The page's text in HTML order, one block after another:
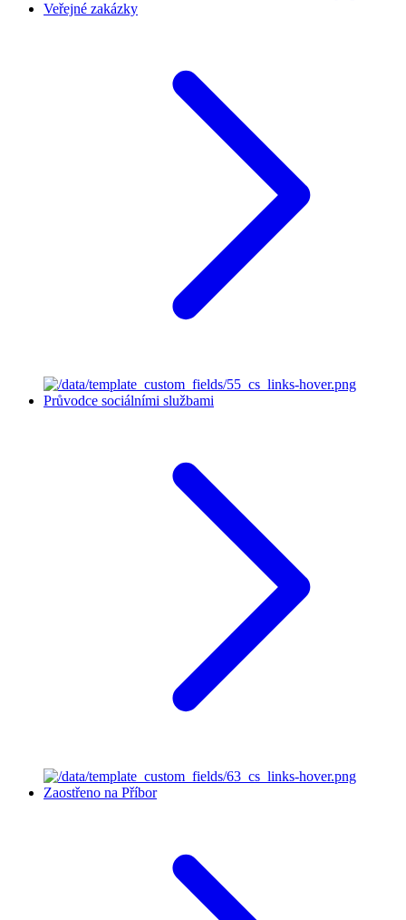
Veřejné zakázky
Průvodce sociálními službami
Zaostřeno na Příbor